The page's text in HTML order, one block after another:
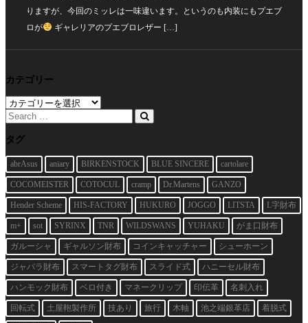
りますが、今回のミッレは一味違います。というのも内装にもプエブ
ロが
ギャレリアのプエブロレザー […]
カテゴリー
カ
テ
ゴ
リ
タグ
abrAsus aniary BIRKENSTOCK BLUE SINCERE cartolare
COCOMEISTER COTOCUL cramp Dr.Martens GANZO
Hender Scheme HIS-FACTORY HUKURO JOGGO LITSTA L字財布
m+ sot SYRINX TNR WILDSWANS YUHAKU がま口財布
ガルーシャ ギャルソン財布 コインキャッチャー シューホーン
ジャバラ財布 スマートタグ財布 スライド式 ハニーセル財布
ハンモック財布 ベロ付き マネークリップ 印伝革 名刺入れ
回転式 土屋鞄製作所 技あり 旅行 木軸 池之端銀革店 着脱式